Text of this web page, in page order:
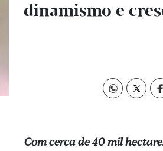
dinamismo e
Com cerca de 40 mil